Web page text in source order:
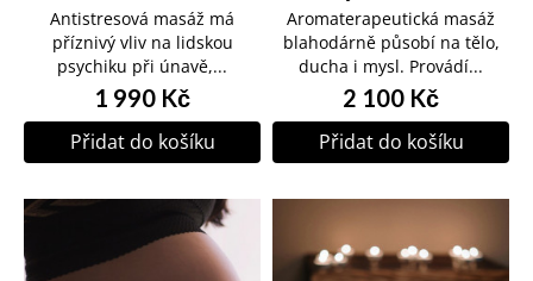
Antistresová masáž má
příznivý vliv na lidskou
psychiku při únavě,...
1 990 Kč
Přidat do košíku
Aromaterapeutická masáž
blahodárně působí na tělo,
ducha i mysl. Provádí...
2 100 Kč
Přidat do košíku